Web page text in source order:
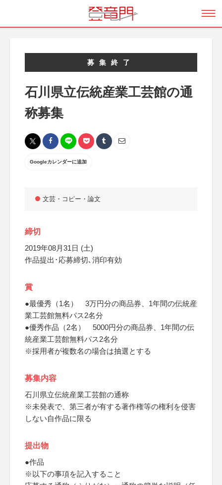
募集終了
石川県立伝統産業工芸館の通
称募集
Googleカレンダーに追加
文芸・コピー・論文
締切
2019年08月31日 (土)
作品提出･応募締切､消印有効
賞
●最優秀（1名） 3万円分の商品券、1年間の伝統産
業工芸館無料パス2名分
●優秀作品（2名） 5000円分の商品券、1年間の伝
統産業工芸館無料パス2名分
※採用者が複数名の場合は抽選とする
募集内容
石川県立伝統産業工芸館の通称
※未発表で、第三者が有する著作権等の権利を侵害
しない自作品に限る
提出物
●作品
※以下の事項を記入すること